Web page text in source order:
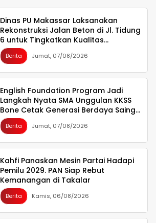
Dinas PU Makassar Laksanakan
Rekonstruksi Jalan Beton di Jl. Tidung
6 untuk Tingkatkan Kualitas
Infrastruktur
Berita Jumat, 07/08/2026
English Foundation Program Jadi
Langkah Nyata SMA Unggulan KKSS
Bone Cetak Generasi Berdaya Saing
Global
Berita Jumat, 07/08/2026
Kahfi Panaskan Mesin Partai Hadapi
Pemilu 2029. PAN Siap Rebut
Kemanangan di Takalar
Berita Kamis, 06/08/2026